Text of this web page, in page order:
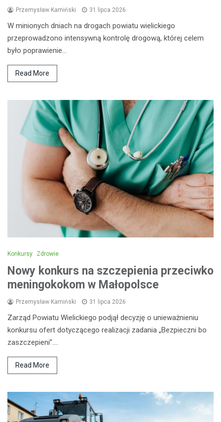
Przemysław Kamiński 31 lipca 2026
W minionych dniach na drogach powiatu wielickiego
przeprowadzono intensywną kontrolę drogową, której celem
było poprawienie…
Read More
Konkursy Zdrowie
Nowy konkurs na szczepienia przeciwko
meningokokom w Małopolsce
Przemysław Kamiński 31 lipca 2026
Zarząd Powiatu Wielickiego podjął decyzję o unieważnieniu
konkursu ofert dotyczącego realizacji zadania „Bezpieczni bo
zaszczepieni”.…
Read More